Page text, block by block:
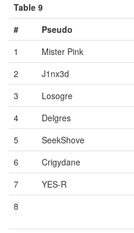
Table 9
#
Pseudo
1
Mister Pink
2
J1nx3d
3
Losogre
4
Delgres
5
SeekShove
6
Crigydane
7
YES-R
8